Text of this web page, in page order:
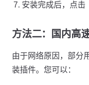
安装完成后，点击
方法二：国内高
由于网络原因，部分
装插件。您可以：